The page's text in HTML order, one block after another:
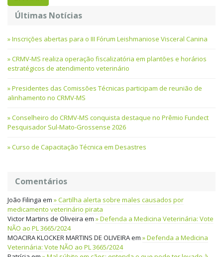
Últimas Notícias
Inscrições abertas para o III Fórum Leishmaniose Visceral Canina
CRMV-MS realiza operação fiscalizatória em plantões e horários
estratégicos de atendimento veterinário
Presidentes das Comissões Técnicas participam de reunião de
alinhamento no CRMV-MS
Conselheiro do CRMV-MS conquista destaque no Prêmio Fundect
Pesquisador Sul-Mato-Grossense 2026
Curso de Capacitação Técnica em Desastres
Comentários
João Filinga em
Cartilha alerta sobre males causados por
medicamento veterinário pirata
Victor Martins de Oliveira em
Defenda a Medicina Veterinária: Vote
NÃO ao PL 3665/2024
MOACIRA KLOCKER MARTINS DE OLIVEIRAem
Defenda a Medicina
Veterinária: Vote NÃO ao PL 3665/2024